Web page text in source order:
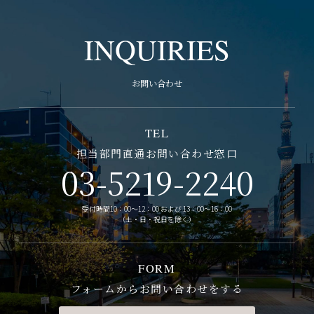
INQUIRIES
お問い合わせ
TEL
担当部門直通お問い合わせ窓口
03-5219-2240
受付時間10：00～12：00 および 13：00～16：00
（土・日・祝日を除く）
FORM
フォームからお問い合わせをする